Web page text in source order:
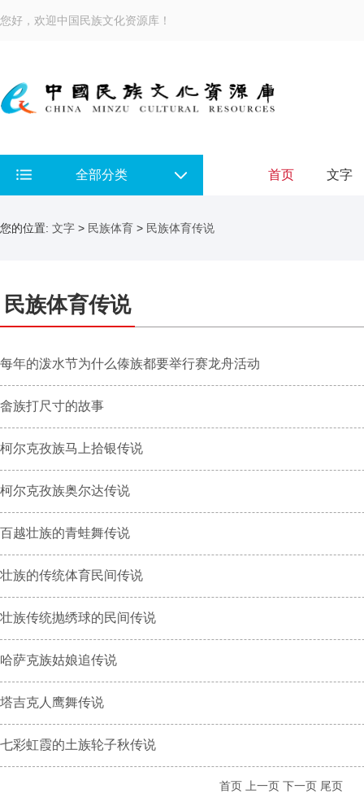
您好，欢迎中国民族文化资源库！
全部分类 首页 文字
您的位置: 文字 > 民族体育 > 民族体育传说
民族体育传说
每年的泼水节为什么傣族都要举行赛龙舟活动
畲族打尺寸的故事
柯尔克孜族马上拾银传说
柯尔克孜族奥尔达传说
百越壮族的青蛙舞传说
壮族的传统体育民间传说
壮族传统抛绣球的民间传说
哈萨克族姑娘追传说
塔吉克人鹰舞传说
七彩虹霞的土族轮子秋传说
首页 上一页 下一页 尾页